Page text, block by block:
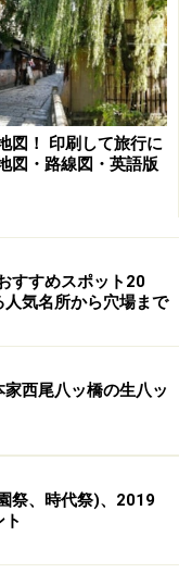
図！ 印刷して旅行に
図・路線図・英語版
すすめスポット20
気名所から穴場まで
西尾八ッ橋の生八ッ
祭、時代祭)、2019